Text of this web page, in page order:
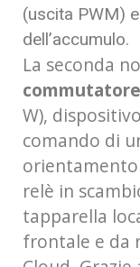
(uscita PWM)
dell’accumulo.
La seconda
W),
comando di
relè in
tapparella
frontale e da